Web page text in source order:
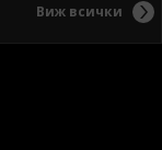
Виж всички